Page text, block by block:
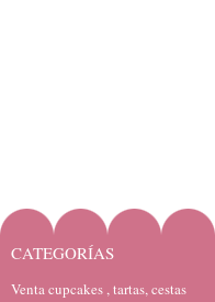
CATEGORÍAS
Venta cupcakes , tartas, cestas